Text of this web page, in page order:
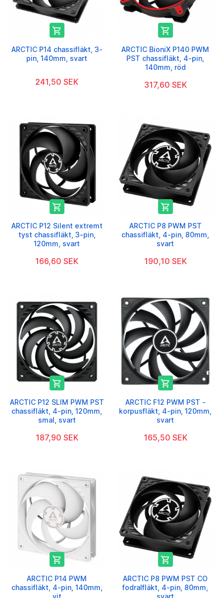

ARCTIC P14 chassifläkt, 3-
pin, 140mm, svart
241,50 SEK

ARCTIC BioniX P140 PWM
PST chassifläkt, 4-pin,
140mm, röd
317,60 SEK

ARCTIC P12 Silent extremt
tyst chassifläkt, 3-pin,
120mm, svart
166,60 SEK

ARCTIC P8 PWM PST
chassifläkt, 4-pin, 80mm,
svart
190,10 SEK

ARCTIC P12 SLIM PWM PST
chassifläkt, 4-pin, 120mm,
smal, svart
187,90 SEK

ARCTIC F12 PWM PST -
korpusfläkt, 4-pin, 120mm,
svart
165,50 SEK

ARCTIC P14 PWM
chassifläkt, 4-pin, 140mm,

ARCTIC P8 PWM PST CO
fodralfläkt, 4-pin, 80mm,